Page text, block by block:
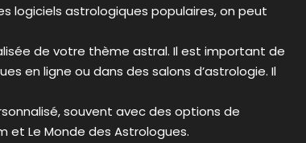
logiciels astrologiques populaires, on peut
de votre thème astral. Il est important de
en ligne ou dans des salons d’astrologie. Il
souvent avec des options de
et Le Monde des Astrologues.